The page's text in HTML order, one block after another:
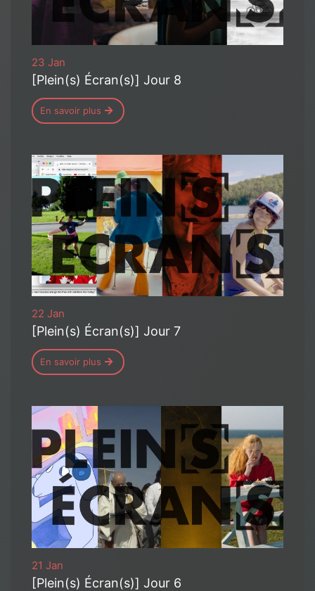
23 Jan
[Plein(s) Écran(s)] Jour 8
En savoir plus
22 Jan
[Plein(s) Écran(s)] Jour 7
En savoir plus
21 Jan
[Plein(s) Écran(s)] Jour 6